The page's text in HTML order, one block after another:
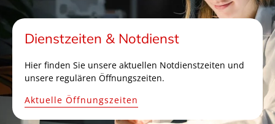
Dienstzeiten & Notdienst
Hier finden Sie unsere aktuellen Notdienstzeiten und
unsere regulären Öffnungszeiten.
Aktuelle Öffnungszeiten